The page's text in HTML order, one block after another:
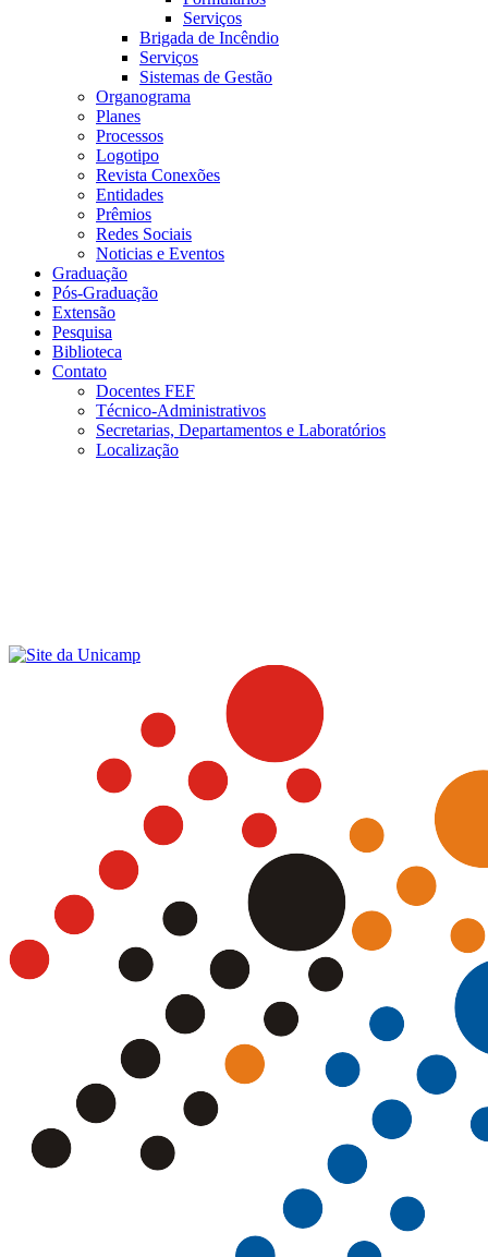
Serviços
Brigada de Incêndio
Serviços
Sistemas de Gestão
Organograma
Planes
Processos
Logotipo
Revista Conexões
Entidades
Prêmios
Redes Sociais
Noticias e Eventos
Graduação
Pós-Graduação
Extensão
Pesquisa
Biblioteca
Contato
Docentes FEF
Técnico-Administrativos
Secretarias, Departamentos e Laboratórios
Localização